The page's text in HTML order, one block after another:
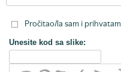
Pročitao/la sam i prihvatam
Unesite kod sa slike: